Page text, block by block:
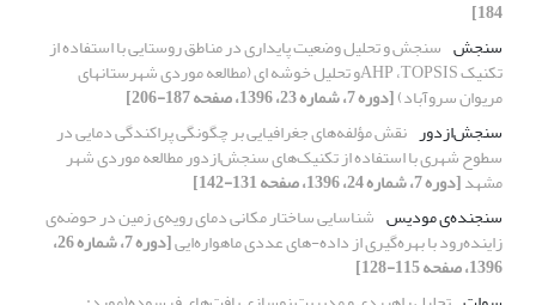
184]
سنجش سنجش و تحلیل وضعیت پایداری در مناطق روستایی با استفاده از
تکنیک AHP ،TOPSISو تحلیل خوشه ای (مطالعه موردی شهرستانهای
مریوان سروآباد)[دوره 7، شماره 23، 1396، صفحه 187-206]
سنجش‌ازدور نقش مؤلفه‌های جغرافیایی بر چگونگی پراکندگی دمایی در
سطوح شهری با استفاده از تکنیک‌های سنجش‌ازدور مطالعه موردی شهر
مشهد[دوره 7، شماره 24، 1396، صفحه 131-142]
سنجنده‌ی مودیس شناسایی ساختار مکانی دمای رویه‌ی زمین در حوضه‌ی
زاینده‌رود با بهره‌گیری از داده-های عددی ماهواره‌ایی [دوره 7، شماره 26،
1396، صفحه 115-128]